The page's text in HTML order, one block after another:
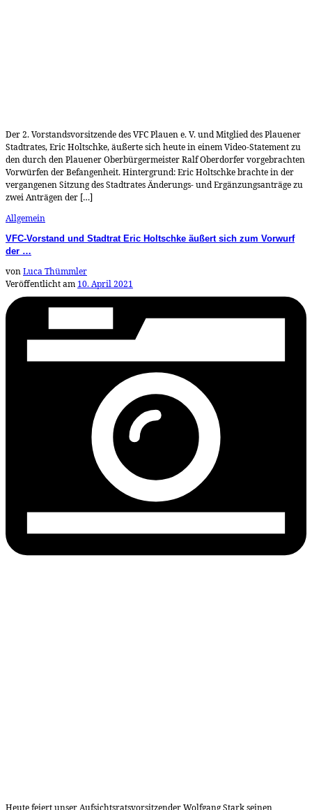
Der 2. Vorstandsvorsitzende des VFC Plauen e. V. und Mitglied des Plauener
Stadtrates, Eric Holtschke, äußerte sich heute in einem Video-Statement zu
den durch den Plauener Oberbürgermeister Ralf Oberdorfer vorgebrachten
Vorwürfen der Befangenheit. Hintergrund: Eric Holtschke brachte in der
vergangenen Sitzung des Stadtrates Änderungs- und Ergänzungsanträge zu
zwei Anträgen der […]
Allgemein
VFC-Vorstand und Stadtrat Eric Holtschke äußert sich zum Vorwurf
der …
vonLuca Thümmler
Veröffentlicht am 10. April 2021
Heute feiert unser Aufsichtsratsvorsitzender Wolfgang Stark seinen